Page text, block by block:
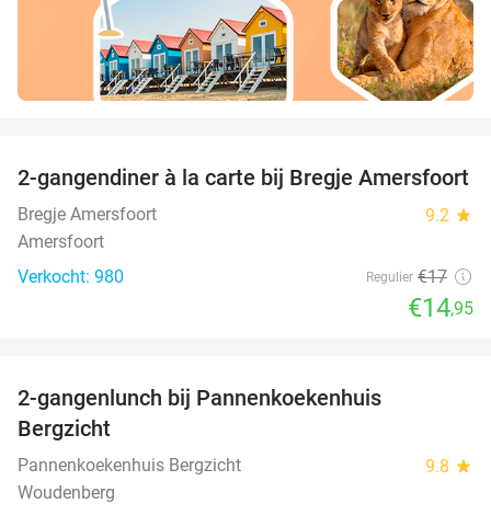
12%
2-gangendiner à la carte bij Bregje Amersfoort
Bregje Amersfoort 9.2 star
Amersfoort
Verkocht: 980
Regulier €17
€14,95
2-gangenlunch bij Pannenkoekenhuis
Bergzicht
Pannenkoekenhuis Bergzicht 9.8 star
Woudenberg